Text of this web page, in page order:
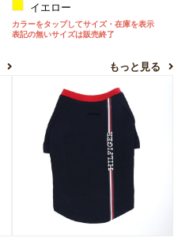
イエロー
カラーをタップしてサイズ・在庫を表示
表記の無いサイズは販売終了
もっと見る